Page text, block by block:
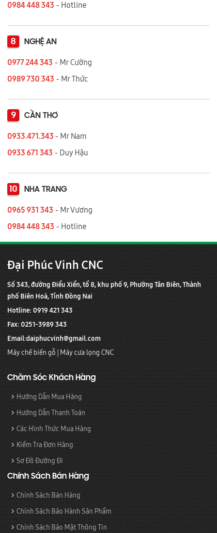
0984 448 343 - Hotline
8 NGHỆ AN
0977 244 343 - Mr Cường
0989 730 343 - Mr Thức
9 CẦN THƠ
0933.471.343 - Mr Nam
0933 671 343 - Duy Hậu
10 NHA TRANG
0965 931 343 - Mr Vương
0984 448 343 - Hotline
Đại Phúc Vinh CNC
Số 343, đường Điểu Xiển, tổ 8, khu phố 9, Phường Tân Biên, Thành
phố Biên Hoà, Tỉnh Đồng Nai
Hotline: 0919 421 343
Fax: 0251-3989 343
Email:daiphucvinh@gmail.com
Máy chế biến gỗ | Máy cưa lọng CNC
Chăm Sóc Khách Hàng
Hướng Dẫn Mua Hàng
Hướng Dẫn Thanh Toán
Các Hình Thức Mua Hàng
Kiểm Tra Đơn Hàng
Sơ Đồ Đường Đi
Chính Sách Bán Hàng
Chính Sách Bán Hàng
Chính Sách Bảo Hành Sản Phẩm
Chính Sách Bảo Mật Thông Tin